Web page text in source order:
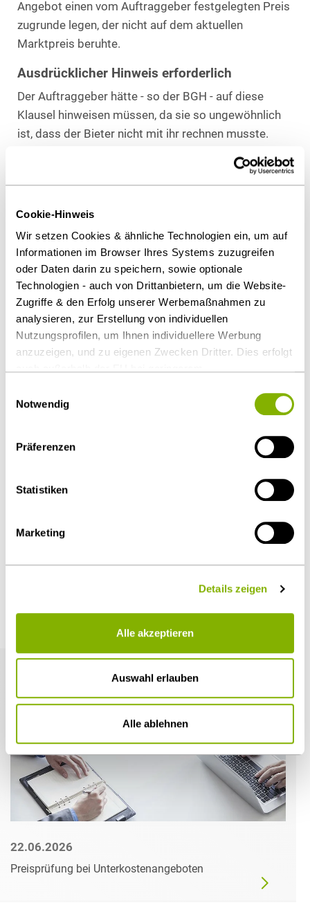
Cookie-Hinweis
Wir setzen Cookies & ähnliche Technologien ein, um auf
Informationen im Browser Ihres Systems zuzugreifen
oder Daten darin zu speichern, sowie optionale
Technologien - auch von Drittanbietern, um die Website-
Zugriffe & den Erfolg unserer Werbemaßnahmen zu
analysieren, zur Erstellung von individuellen
Nutzungsprofilen, um Ihnen individuellere Werbung
anzuzeigen, und zu eigenen Zwecken Dritter. Dies erfolgt
Regelungen das Risiko des staatlichen Zugriffs &
auszuschließen ist. Sie können Ihre Einwilligung jederzeit
über dieCookie-Einstellungen
widerrufen oder ändern.
Notwendig
Präferenzen
Statistiken
Marketing
Details zeigen
Alle akzeptieren
Auswahl erlauben
Alle ablehnen
Angebot einen vom Auftraggeber festgelegten Preis
zugrunde legen, der nicht auf dem aktuellen
Marktpreis beruhte.
Ausdrücklicher Hinweis erforderlich
Der Auftraggeber hätte - so der BGH - auf diese
Klausel hinweisen müssen, da sie so ungewöhnlich
ist, dass der Bieter nicht mit ihr rechnen musste.
branchenüblich ist. Vielmehr ist maßgeblich, ob die
Voraussetzungen und Folgen der Klausel so bekannt
sind, dass der Vertragspartner die sich daraus
Kalkulation berücksichtigen kann.
Weist der Auftraggeber nicht ausdrücklich auf die
Klausel hin, wird diese nach § 305c Abs. 1 BGB nicht
Vertragsbestandteil.
Download Volltext
Weitere Artikel
22.06.2026
Preisprüfung bei Unterkostenangeboten